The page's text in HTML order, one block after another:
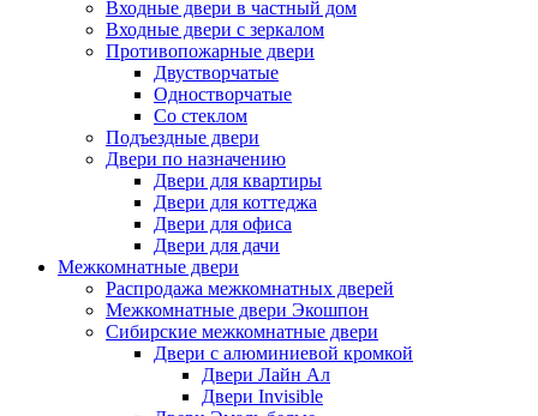
Входные двери в частный дом
Входные двери с зеркалом
Противопожарные двери
Двустворчатые
Одностворчатые
Со стеклом
Подъездные двери
Двери по назначению
Двери для квартиры
Двери для коттеджа
Двери для офиса
Двери для дачи
Межкомнатные двери
Распродажа межкомнатных дверей
Межкомнатные двери Экошпон
Сибирские межкомнатные двери
Двери с алюминиевой кромкой
Двери Лайн Ал
Двери Invisible